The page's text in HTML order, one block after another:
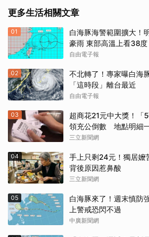
更多生活相關文章
01
白海豚海警範圍擴大！
豪雨 東部高溫上看38度
自由電子報
02
不北轉了！專家曝白海
「這時段」離台最近
自由電子報
03
超商花21元中大獎！「
領充公倒數 地點明細
三立新聞網
04
手上只剩24元！獨居
背後原因惹鼻酸
三立新聞網
05
白海豚來了！週末慎
上警戒恐閃不過
中廣新聞網